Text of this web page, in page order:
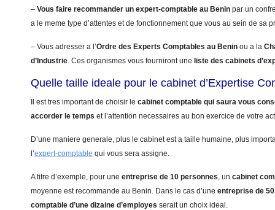
– Vous faire recommander un expert-comptable au Benin par un
a le meme type d’attentes et de fonctionnement que vous au sein de sa
– Vous adresser a l’Ordre des Experts Comptables au Benin ou a la
d’Industrie. Ces organismes vous fourniront une liste des cabinets
Quelle taille ideale pour le cabinet d’Expertise
Il est tres important de choisir le cabinet comptable qui saura vous
accorder le temps et l’attention necessaires au bon exercice de votre
D’une maniere generale, plus le cabinet est a taille humaine, plus
l’expert-comptable qui vous sera assigne.
A titre d’exemple, pour une entreprise de 10 personnes, un cabinet
moyenne est recommande au Benin. Dans le cas d’une entreprise de
comptable d’une dizaine d’employes serait un choix ideal.